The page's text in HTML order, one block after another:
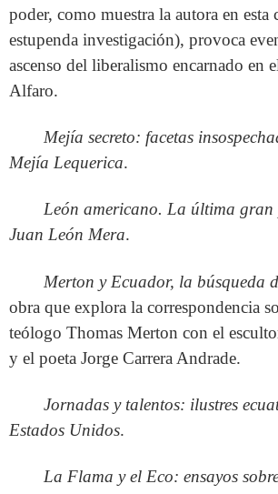
poder, como muestra la autora en esta
estupenda investigación), provoca
ascenso del liberalismo encarnado en
Alfaro.
Mejía secreto: facetas
Mejía Lequerica.
León americano. La última gran
Juan León Mera.
Merton y Ecuador, la búsqueda
obra que explora la correspondencia
teólogo Thomas Merton con el
y el poeta Jorge Carrera Andrade.
Jornadas y talentos: ilustres
Estados Unidos.
La Flama y el Eco: ensayos